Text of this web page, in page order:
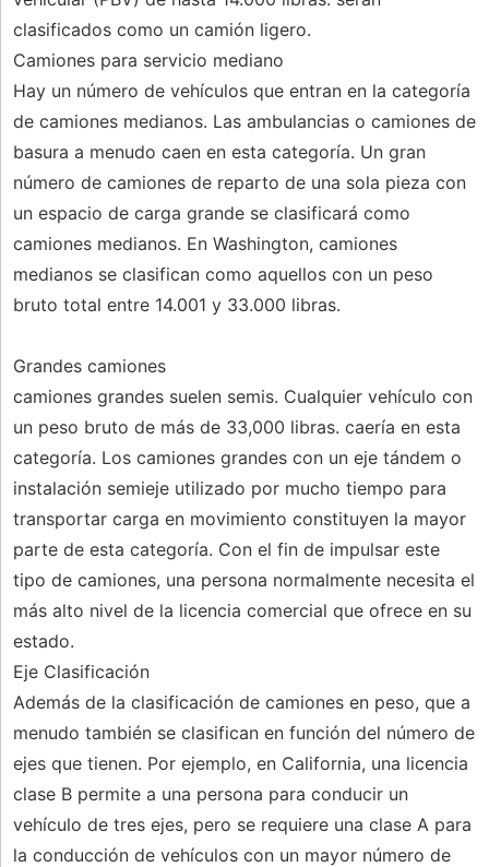
clasificados como un camión ligero.
Camiones para servicio mediano
Hay un número de vehículos que entran en la categoría
de camiones medianos. Las ambulancias o camiones de
basura a menudo caen en esta categoría. Un gran
número de camiones de reparto de una sola pieza con
un espacio de carga grande se clasificará como
camiones medianos. En Washington, camiones
medianos se clasifican como aquellos con un peso
bruto total entre 14.001 y 33.000 libras.
Grandes camiones
camiones grandes suelen semis. Cualquier vehículo con
un peso bruto de más de 33,000 libras. caería en esta
categoría. Los camiones grandes con un eje tándem o
instalación semieje utilizado por mucho tiempo para
transportar carga en movimiento constituyen la mayor
parte de esta categoría. Con el fin de impulsar este
tipo de camiones, una persona normalmente necesita el
más alto nivel de la licencia comercial que ofrece en su
estado.
Eje Clasificación
Además de la clasificación de camiones en peso, que a
menudo también se clasifican en función del número de
ejes que tienen. Por ejemplo, en California, una licencia
clase B permite a una persona para conducir un
vehículo de tres ejes, pero se requiere una clase A para
la conducción de vehículos con un mayor número de